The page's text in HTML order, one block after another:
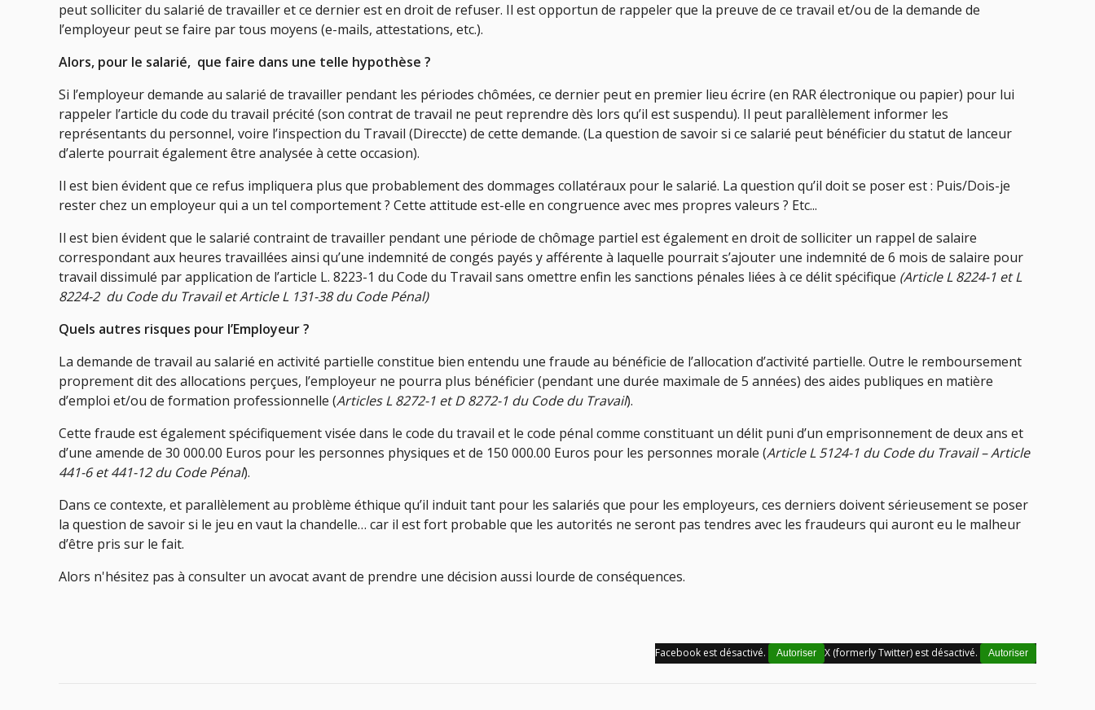
peut solliciter du salarié de travailler et ce dernier est en droit de refuser. Il est opportun de rappeler que la preuve de ce travail et/ou de la demande de
l’employeur peut se faire par tous moyens (e-mails, attestations, etc.).
Alors, pour le salarié, que faire dans une telle hypothèse ?
Si l’employeur demande au salarié de travailler pendant les périodes chômées, ce dernier peut en premier lieu écrire (en RAR électronique ou papier) pour lui
rappeler l’article du code du travail précité (son contrat de travail ne peut reprendre dès lors qu’il est suspendu). Il peut parallèlement informer les
représentants du personnel, voire l’inspection du Travail (Direccte) de cette demande. (La question de savoir si ce salarié peut bénéficier du statut de lanceur
d’alerte pourrait également être analysée à cette occasion).
Il est bien évident que ce refus impliquera plus que probablement des dommages collatéraux pour le salarié. La question qu’il doit se poser est : Puis/Dois-je
rester chez un employeur qui a un tel comportement ? Cette attitude est-elle en congruence avec mes propres valeurs ? Etc...
Il est bien évident que le salarié contraint de travailler pendant une période de chômage partiel est également en droit de solliciter un rappel de salaire
correspondant aux heures travaillées ainsi qu’une indemnité de congés payés y afférente à laquelle pourrait s’ajouter une indemnité de 6 mois de salaire pour
travail dissimulé par application de l’article L. 8223-1 du Code du Travail sans omettre enfin les sanctions pénales liées à ce délit spécifique (Article L 8224-1 et L
8224-2 du Code du Travail et Article L 131-38 du Code Pénal)
Quels autres risques pour l’Employeur ?
La demande de travail au salarié en activité partielle constitue bien entendu une fraude au bénéficie de l’allocation d’activité partielle. Outre le remboursement
proprement dit des allocations perçues, l’employeur ne pourra plus bénéficier (pendant une durée maximale de 5 années) des aides publiques en matière
d’emploi et/ou de formation professionnelle (Articles L 8272-1 et D 8272-1 du Code du Travail).
Cette fraude est également spécifiquement visée dans le code du travail et le code pénal comme constituant un délit puni d’un emprisonnement de deux ans et
d’une amende de 30 000.00 Euros pour les personnes physiques et de 150 000.00 Euros pour les personnes morale (Article L 5124-1 du Code du Travail – Article
441-6 et 441-12 du Code Pénal).
Dans ce contexte, et parallèlement au problème éthique qu’il induit tant pour les salariés que pour les employeurs, ces derniers doivent sérieusement se poser
la question de savoir si le jeu en vaut la chandelle… car il est fort probable que les autorités ne seront pas tendres avec les fraudeurs qui auront eu le malheur
d’être pris sur le fait.
Alors n'hésitez pas à consulter un avocat avant de prendre une décision aussi lourde de conséquences.
X (formerly Twitter) est désactivé. Autoriser
Facebook est désactivé. Autoriser